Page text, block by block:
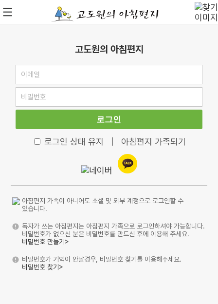
고도원의 아침편지
로그인
로그인 상태 유지 아침편지 가족되기
아침편지 가족이 아니어도 소셜 및 외부 계정으로 로그인할 수
있습니다.
독자가 쓰는 아침편지는 아침편지 가족으로 로그인하셔야 가능합니다.
비밀번호가 없으신 분은 비밀번호를 만드신 후에 이용해 주세요.
비밀번호 만들기>
비밀번호가 기억이 안날경우, 비밀번호 찾기를 이용해주세요.
비밀번호 찾기>